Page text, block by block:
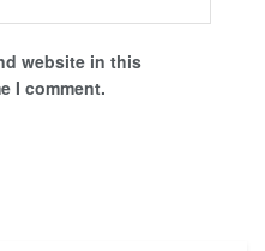
website in this
I comment.